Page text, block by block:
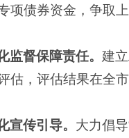
项债券资金，争取
监督保障责任。建
估，评估结果在全
宣传引导。 大力倡